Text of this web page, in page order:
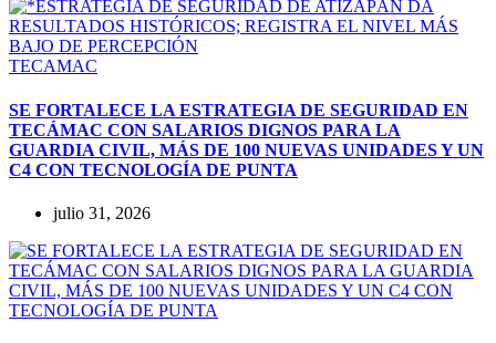
TECAMAC
SE FORTALECE LA ESTRATEGIA DE SEGURIDAD EN
TECÁMAC CON SALARIOS DIGNOS PARA LA
GUARDIA CIVIL, MÁS DE 100 NUEVAS UNIDADES Y UN
C4 CON TECNOLOGÍA DE PUNTA
julio 31, 2026